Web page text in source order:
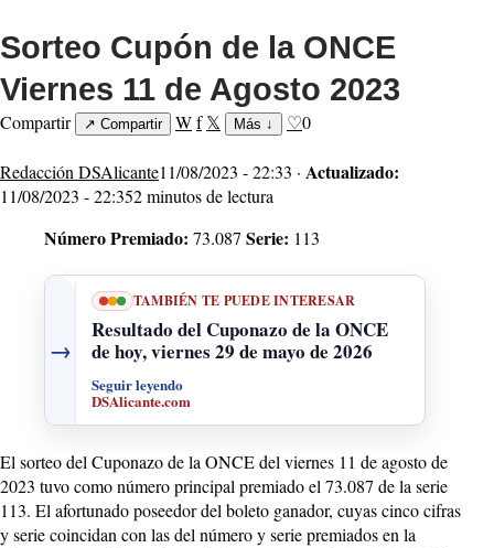
Sorteo Cupón de la ONCE
Viernes 11 de Agosto 2023
Compartir ↗ Compartir Wf 𝕏 Más ↓ ♡0
Redacción DSAlicante11/08/2023 - 22:33 · Actualizado:
11/08/2023 - 22:352 minutos de lectura
Número Premiado: 73.087 Serie: 113
→
TAMBIÉN TE PUEDE INTERESAR
Resultado del Cuponazo de la ONCE
de hoy, viernes 29 de mayo de 2026
Seguir leyendo
DSAlicante.com
El sorteo del Cuponazo de la ONCE del viernes 11 de agosto de
2023 tuvo como número principal premiado el 73.087 de la serie
113. El afortunado poseedor del boleto ganador, cuyas cinco cifras
y serie coincidan con las del número y serie premiados en la